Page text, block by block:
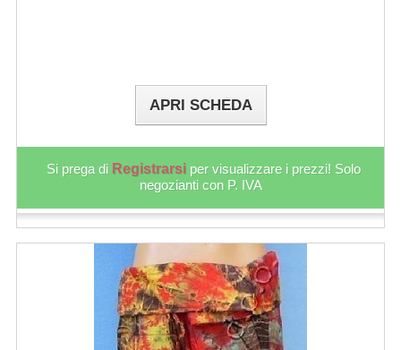
APRI SCHEDA
Si prega di Registrarsi per visualizzare i prezzi! Solo
negozianti con P. IVA